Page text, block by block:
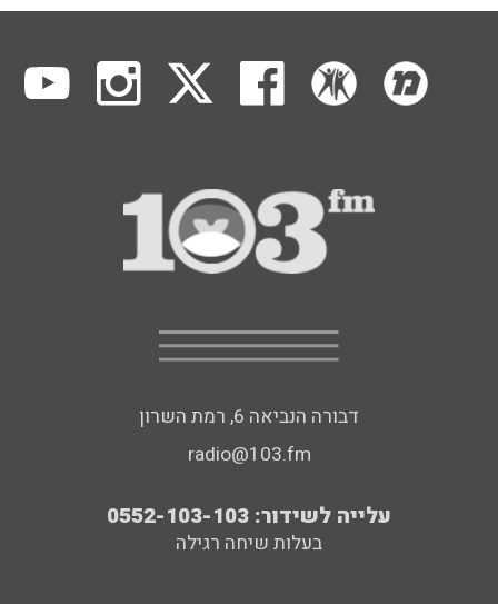
דבורה הנביאה 6, רמת השרון
radio@103.fm
עלייה לשידור: 0552-103-103
בעלות שיחה רגילה